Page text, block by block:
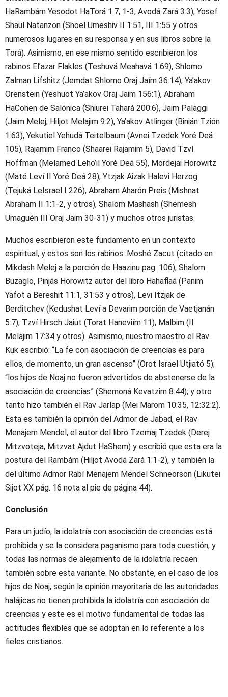
HaRambám Yesodot HaTorá 1:7, 1-3; Avodá Zará 3:3), Yosef
Shaul Natanzon (Shoel Umeshiv II 1:51, III 1:55 y otros
numerosos lugares en su responsa y en sus libros sobre la
Torá). Asimismo, en ese mismo sentido escribieron los
rabinos El’azar Flakles (Teshuvá Meahavá 1:69), Shlomo
Zalman Lifshitz (Jemdat Shlomo Oraj Jaím 36:14), Ya’akov
Orenstein (Yeshuot Ya’akov Oraj Jaim 156:1), Abraham
HaCohen de Salónica (Shiurei Tahará 200:6), Jaim Palaggi
(Jaim Melej, Hiljot Melajim 9:2), Ya’akov Atlinger (Binián Tzión
1:63), Yekutiel Yehudá Teitelbaum (Avnei Tzedek Yoré Deá
105), Rajamim Franco (Shaarei Rajamim 5), David Tzví
Hoffman (Melamed Leho’il Yoré Deá 55), Mordejai Horowitz
(Maté Leví II Yoré Deá 28), Ytzjak Aizak Halevi Herzog
(Tejuká LeIsrael I 226), Abraham Aharón Preis (Mishnat
Abraham II 1:1-2, y otros), Shalom Mashash (Shemesh
Umaguén III Oraj Jaim 30-31) y muchos otros juristas.
Muchos escribieron este fundamento en un contexto
espiritual, y estos son los rabinos: Moshé Zacut (citado en
Mikdash Melej a la porción de Haazinu pag. 106), Shalom
Buzaglo, Pinjás Horowitz autor del libro Hahaflaá (Panim
Yafot a Bereshit 11:1, 31:53 y otros), Levi Itzjak de
Berditchev (Kedushat Leví a Devarim porción de Vaetjanán
5:7), Tzví Hirsch Jaiut (Torat Haneviím 11), Malbim (II
Melajim 17:34 y otros). Asimismo, nuestro maestro el Rav
Kuk escribió: “La fe con asociación de creencias es para
ellos, de momento, un gran ascenso” (Orot Israel Utjiató 5);
“los hijos de Noaj no fueron advertidos de abstenerse de la
asociación de creencias” (Shemoná Kevatzim 8:44); y otro
tanto hizo también el Rav Jarlap (Mei Marom 10:35, 12:32:2).
Esta es también la opinión del Admor de Jabad, el Rav
Menajem Mendel, el autor del libro Tzemaj Tzedek (Derej
Mitzvoteja, Mitzvat Ajdut HaShem) y escribió que esta era la
postura del Rambám (Hiljot Avodá Zará 1:1-2), y también la
del último Admor Rabí Menajem Mendel Schneorson (Likutei
Sijot XX pág. 16 nota al pie de página 44).
Conclusión
Para un judío, la idolatría con asociación de creencias está
prohibida y se la considera paganismo para toda cuestión, y
todas las normas de alejamiento de la idolatría recaen
también sobre esta variante. No obstante, en el caso de los
hijos de Noaj, según la opinión mayoritaria de las autoridades
halájicas no tienen prohibida la idolatría con asociación de
creencias y este es el motivo fundamental de todas las
actitudes flexibles que se adoptan en lo referente a los
fieles cristianos.